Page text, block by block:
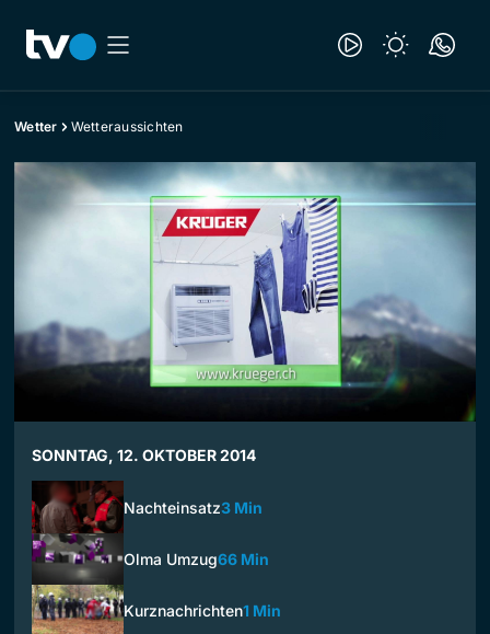
Wetter Wetteraussichten
SONNTAG, 12. OKTOBER 2014
Nachteinsatz3 Min
Olma Umzug66 Min
Kurznachrichten1 Min